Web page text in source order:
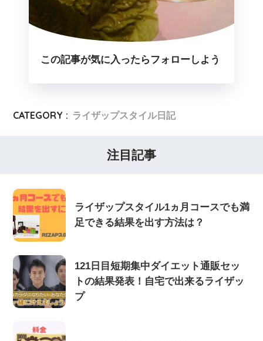
この記事が気に入ったらフォローしよう
CATEGORY : ライザップスタイル日記
注目記事
ライザップスタイル1ヵ月コースでも満
足できる結果を出す方法は？
121日目短期集中ダイエット通販セッ
トの結果発表！自宅で出来るライザッ
プ